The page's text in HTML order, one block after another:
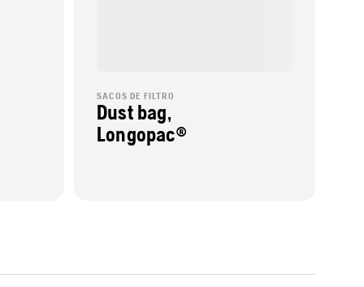
SACOS DE FILTRO
Dust bag,
Longopac®